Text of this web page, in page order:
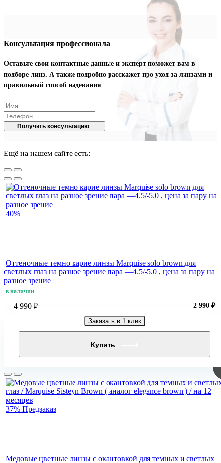
Консультация профессионала
Оставьте свои контактные данные и эксперт поможет вам в
подборе линз. А также подробно расскажет про уход за линзами и
правильный способ надевания
Получить консультацию
Ещё на нашем сайте есть:
40%
Оттеночные темно карие линзы Marquise solo brown для
светлых глаз на разное зрение пара —4.5/-5.0 , цена за пару на
разное зрение
в наличии
4 990 ₽ 2 990 ₽
Заказать в 1 клик
37% Предзаказ
Медовые цветные линзы с окантовкой для темных и светлых